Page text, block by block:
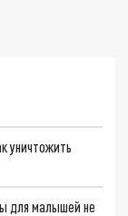
уничтожить
для малышей не